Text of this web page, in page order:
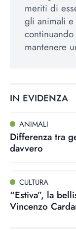
meriti di
gli animali e
mantenere
IN EVIDENZA
ANIMALI
Differenza tra
davvero
CULTURA
“Estiva”, la
Vincenzo